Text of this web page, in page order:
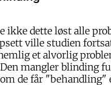
ikke dette løst alle
ville studien
et alvorlig
mangler blinding
de får "behandling"